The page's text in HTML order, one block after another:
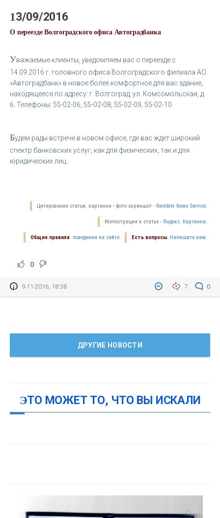
13/09/2016
О переезде Волгоградского офиса Автоградбанка
Уважаемые клиенты, уведомляем вас о переезде с
14.09.2016 г. головного офиса Волгоградского филиала АО
«Автоградбанк» в новое более комфортное для вас здание,
находящееся по адресу: г. Волгоград, ул. Комсомольская, д.
6. Телефоны: 55-02-06, 55-02-08, 55-02-09, 55-02-10.
Будем рады встрече в новом офисе, где вас ждет широкий
спектр банковских услуг, как для физических, так и для
юридических лиц.
Цитирование статьи, картинки - фото скриншот - Rambler News Service.
Иллюстрация к статье - Яндекс. Картинки.
Есть вопросы. Напишите нам.
Общие правила поведения на сайте.
0
7 0
9-11-2016, 18:38
ДРУГИЕ НОВОСТИ
ЭТО МОЖЕТ ТО, ЧТО ВЫ ИСКАЛИ